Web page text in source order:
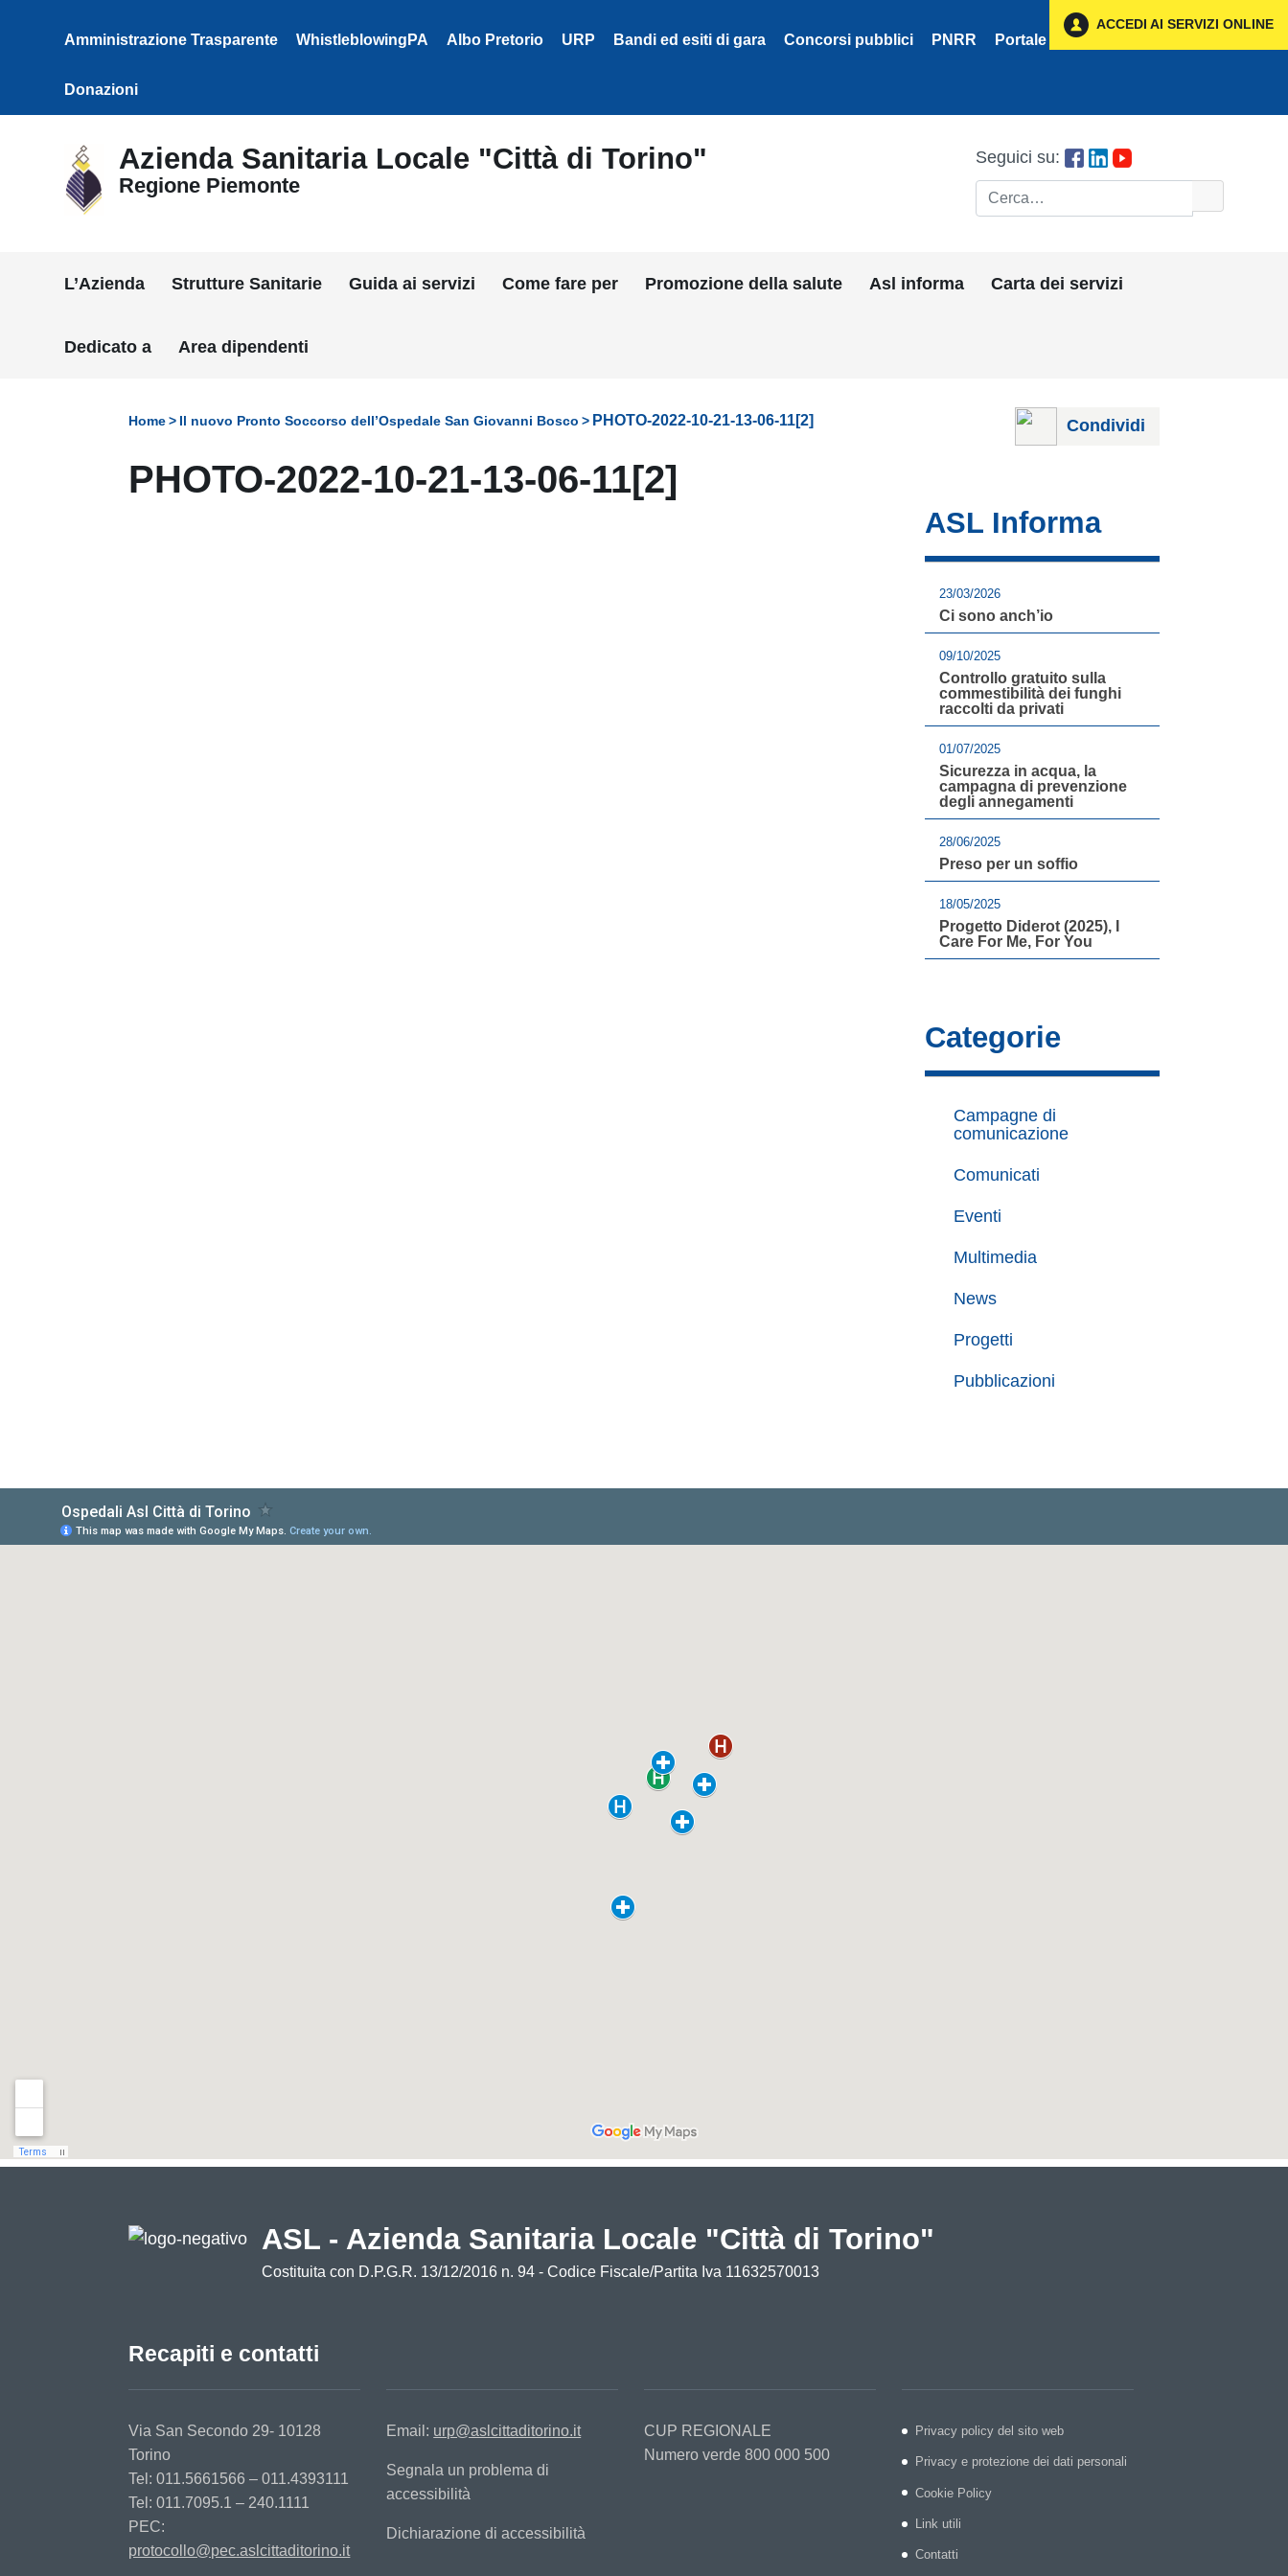
Vai al menu di navigazione
Amministrazione Trasparente WhistleblowingPA Albo Pretorio URP Bandi ed esiti di gara Concorsi pubblici PNRR Portale Fornitori
Donazioni
ACCEDI AI SERVIZI ONLINE
Azienda Sanitaria Locale "Città di Torino"
Regione Piemonte
Seguici su:
Cerca
L’Azienda Strutture Sanitarie Guida ai servizi Come fare per Promozione della salute Asl informa Carta dei servizi
Dedicato a Area dipendenti
Home Il nuovo Pronto Soccorso dell’Ospedale San Giovanni Bosco PHOTO-2022-10-21-13-06-11[2] Condividi
PHOTO-2022-10-21-13-06-11[2]
ASL Informa
23/03/2026
Ci sono anch’io
09/10/2025
Controllo gratuito sulla
commestibilità dei funghi
raccolti da privati
01/07/2025
Sicurezza in acqua, la
campagna di prevenzione
degli annegamenti
28/06/2025
Preso per un soffio
18/05/2025
Progetto Diderot (2025), I
Care For Me, For You
Categorie
Campagne di
comunicazione
Comunicati
Eventi
Multimedia
News
Progetti
Pubblicazioni
ASL - Azienda Sanitaria Locale "Città di Torino"
Costituita con D.P.G.R. 13/12/2016 n. 94 - Codice Fiscale/Partita Iva 11632570013
Recapiti e contatti
Via San Secondo 29- 10128
Torino
Tel: 011.5661566 – 011.4393111
Tel: 011.7095.1 – 240.1111
PEC:
protocollo@pec.aslcittaditorino.it
Email: urp@aslcittaditorino.it
Segnala un problema di
accessibilità
Dichiarazione di accessibilità
CUP REGIONALE
Numero verde 800 000 500
Privacy policy del sito web
Privacy e protezione dei dati personali
Cookie Policy
Link utili
Contatti